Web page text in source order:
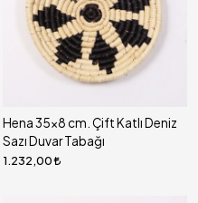
Hena 35x8 cm. Çift Katlı Deniz
Sazı Duvar Tabağı
1.232,00